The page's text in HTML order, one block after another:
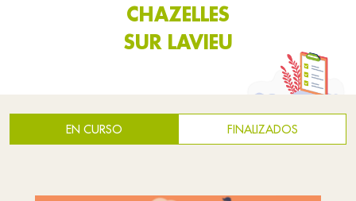
CHAZELLES
SUR LAVIEU
EN CURSO FINALIZADOS